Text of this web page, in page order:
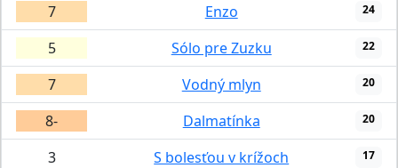
7 Enzo 24
5 Sólo pre Zuzku 22
7 Vodný mlyn 20
8- Dalmatínka 20
3 S bolesťou v krížoch 17